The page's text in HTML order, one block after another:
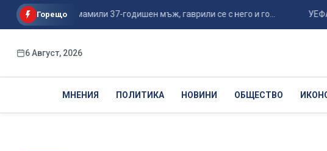
Горещо
- подмамили 37-годишен мъж, гаврили се с него и го... УЕФА
6 Август, 2026
МНЕНИЯ ПОЛИТИКА НОВИНИ ОБЩЕСТВО